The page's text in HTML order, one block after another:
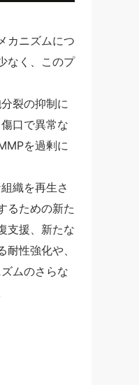
カニズムにつ
なく、このプ
裂の抑制に
口で異常な
を過剰に
織を再生さ
るための新た
支援、新たな
性強化や、
ムのさらな